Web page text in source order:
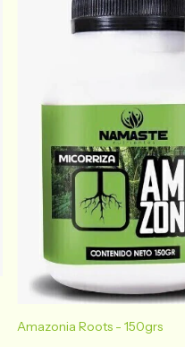
Amazonia Roots - 150grs